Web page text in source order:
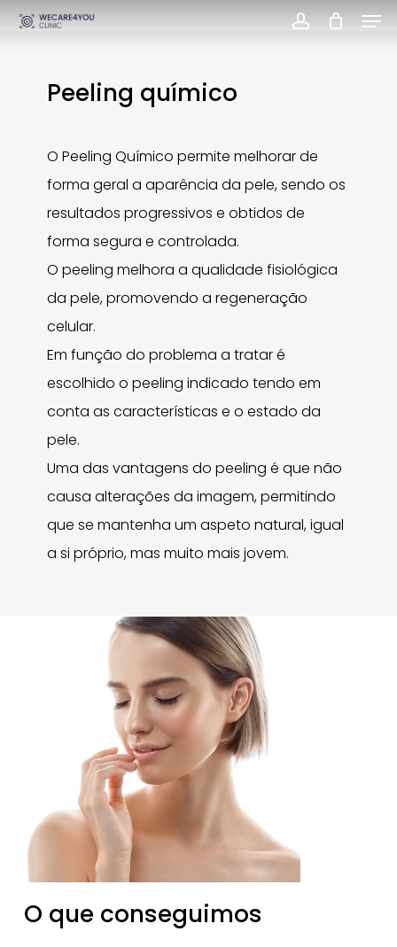
Skip
contentPeeling químico
O Peeling Químico permite melhorar de
forma geral a aparência da pele, sendo os
resultados progressivos e obtidos de
forma segura e controlada.
O peeling melhora a qualidade fisiológica
da pele, promovendo a regeneração
celular.
Em função do problema a tratar é
escolhido o peeling indicado tendo em
conta as características e o estado da
pele.
Uma das vantagens do peeling é que não
causa alterações da imagem, permitindo
que se mantenha um aspeto natural, igual
a si próprio, mas muito mais jovem.
O que conseguimos